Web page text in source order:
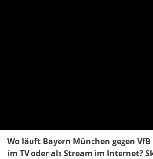
Wo läuft Bayern München gegen
im TV oder als Stream im Internet?